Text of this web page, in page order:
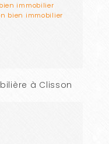
immobilier
bien immobilier
à Clisson